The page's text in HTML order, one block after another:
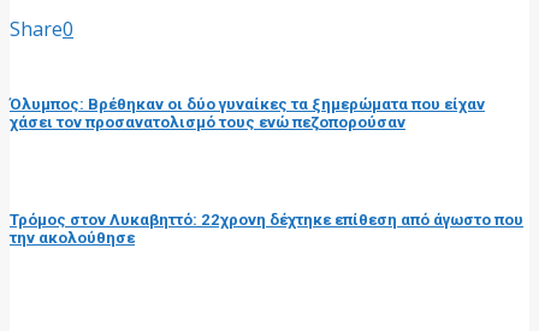
Share0
Όλυμπος: Βρέθηκαν οι δύο γυναίκες τα ξημερώματα που είχαν
χάσει τον προσανατολισμό τους ενώ πεζοπορούσαν
Τρόμος στον Λυκαβηττό: 22χρονη δέχτηκε επίθεση από άγωστο που
την ακολούθησε